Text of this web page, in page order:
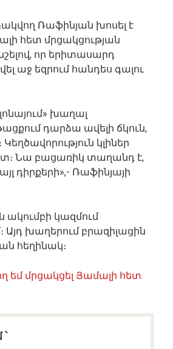
Ռաֆինյան խոսել է
հետ մրցակցության
որ երիտասարդ
աջ եզրում հանդես գալու
խաղալ
դարձա ավելի ճկուն,
կլիներ
Նա բացառիկ տաղանդ է,
դիրքերի»,- Ռաֆինյայի
ակումբի կազմում
Այդ խաղերում բրազիլացին
հեղինակ։
եմ մրցակցել Յամալի հետ․